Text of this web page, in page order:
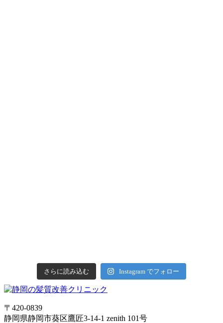
さらに読み込む Instagram でフォロー
〒420-0839
静岡県静岡市葵区鷹匠3-14-1 zenith 101号